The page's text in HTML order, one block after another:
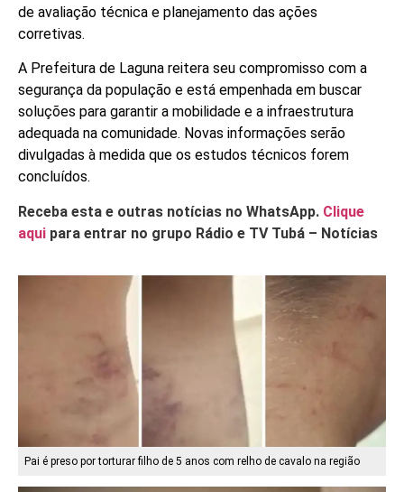
de avaliação técnica e planejamento das ações
corretivas.
A Prefeitura de Laguna reitera seu compromisso com a
segurança da população e está empenhada em buscar
soluções para garantir a mobilidade e a infraestrutura
adequada na comunidade. Novas informações serão
divulgadas à medida que os estudos técnicos forem
concluídos.
Receba esta e outras notícias no WhatsApp. Clique
aqui para entrar no grupo Rádio e TV Tubá – Notícias
Pai é preso por torturar filho de 5 anos com relho de cavalo na região